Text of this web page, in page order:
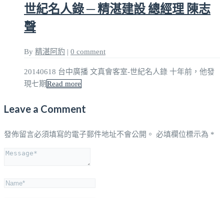
世紀名人錄 ─ 精湛建設 總經理 陳志
聲
By 精湛阿豹 | 0 comment
20140618 台中廣播 文真會客室-世紀名人錄 十年前，他發
現七期Read more
Leave a Comment
發佈留言必須填寫的電子郵件地址不會公開。 必填欄位標示為 *